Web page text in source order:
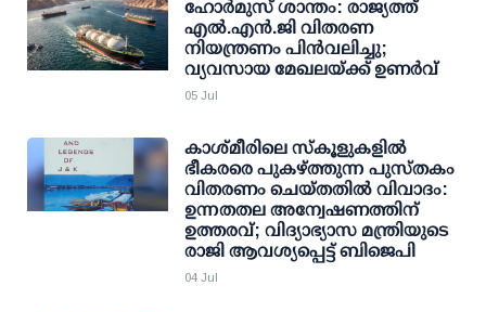
ഹോര്‍മുസ് ശാന്തം: രാജ്യത്ത്
എല്‍.എന്‍.ജി വിതരണ
നിയന്ത്രണം പിന്‍വലിച്ചു;
വ്യവസായ മേഖലയ്ക്ക് ഉണര്‍വ്
05 Jul
കാശ്മീരിലെ സ്‌കൂളുകളില്‍
ഭീകരരെ പുകഴ്ത്തുന്ന പുസ്തകം
വിതരണം ചെയ്തതില്‍ വിവാദം:
ഉന്നതതല അന്വേഷണത്തിന്
ഉത്തരവ്; വിദ്യാഭ്യാസ മന്ത്രിയുടെ
രാജി ആവശ്യപ്പെട്ട് ബിജെപി
04 Jul